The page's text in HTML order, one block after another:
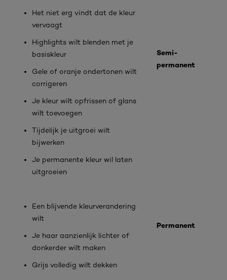
Het niet erg vindt dat de kleur
vervaagt
Highlights wilt blenden met je
basiskleur
Gele of oranje ondertonen wilt
corrigeren
Je kleur wilt opfrissen of glans
wilt toevoegen
Tijdelijk je uitgroei wilt
bijwerken
Je permanente kleur wil laten
uitgroeien
Semi-
permanent
Een blijvende kleurverandering
wilt
Je haar aanzienlijk lichter of
donkerder wilt maken
Grijs volledig wilt dekken
Permanent